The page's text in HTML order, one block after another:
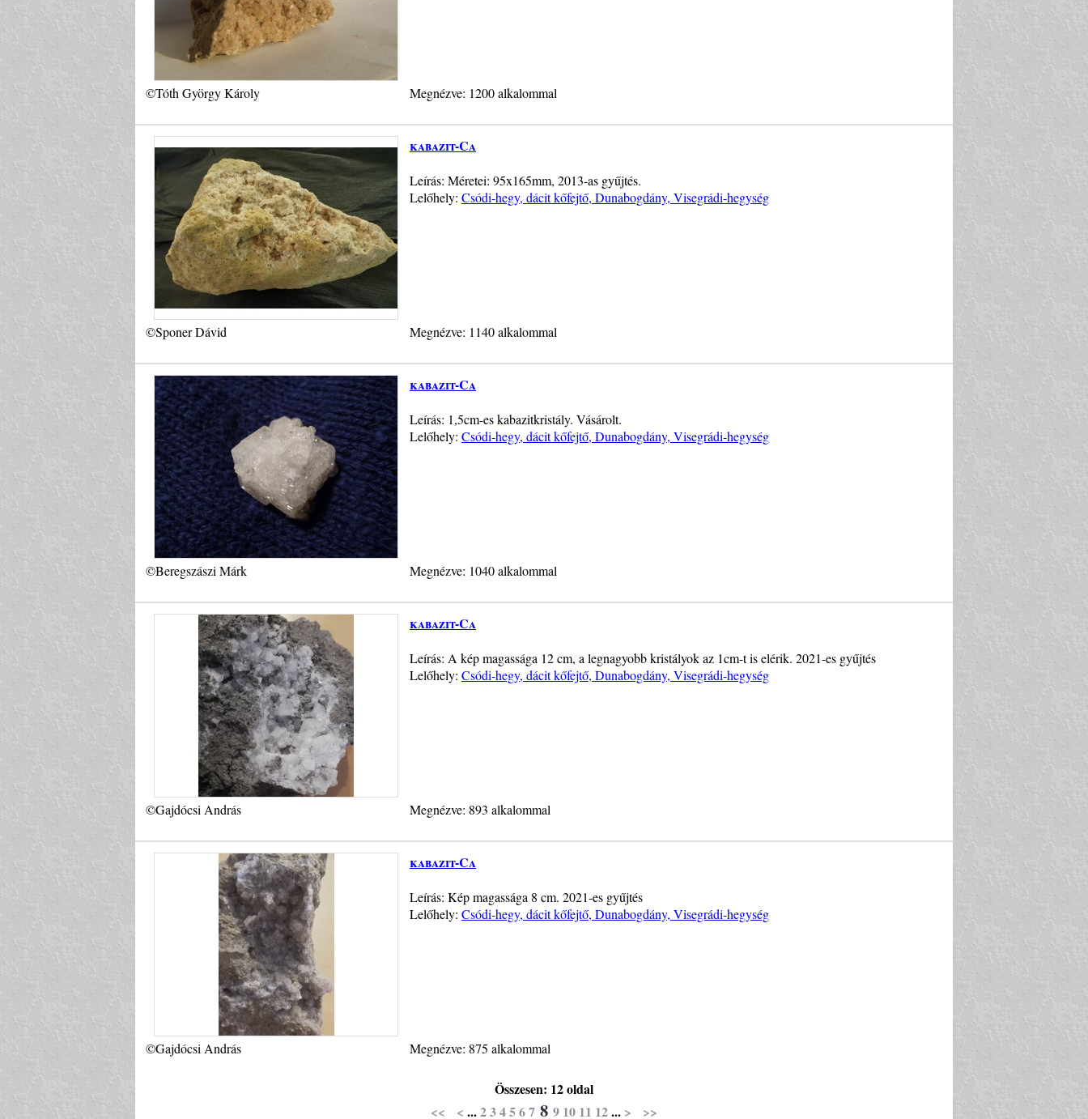
©Tóth György Károly Megnézve: 1200 alkalommal
kabazit-Ca
Leírás: Méretei: 95x165mm, 2013-as gyűjtés.
Lelőhely: Csódi-hegy, dácit kőfejtő, Dunabogdány, Visegrádi-hegység
©Sponer Dávid Megnézve: 1140 alkalommal
kabazit-Ca
Leírás: 1,5cm-es kabazitkristály. Vásárolt.
Lelőhely: Csódi-hegy, dácit kőfejtő, Dunabogdány, Visegrádi-hegység
©Beregszászi Márk Megnézve: 1040 alkalommal
kabazit-Ca
Leírás: A kép magassága 12 cm, a legnagyobb kristályok az 1cm-t is elérik. 2021-es gyűjtés
Lelőhely: Csódi-hegy, dácit kőfejtő, Dunabogdány, Visegrádi-hegység
©Gajdócsi András Megnézve: 893 alkalommal
kabazit-Ca
Leírás: Kép magassága 8 cm. 2021-es gyűjtés
Lelőhely: Csódi-hegy, dácit kőfejtő, Dunabogdány, Visegrádi-hegység
©Gajdócsi András Megnézve: 875 alkalommal
Összesen: 12 oldal
<<
< ...234567 8 9 10 11 12... > >>